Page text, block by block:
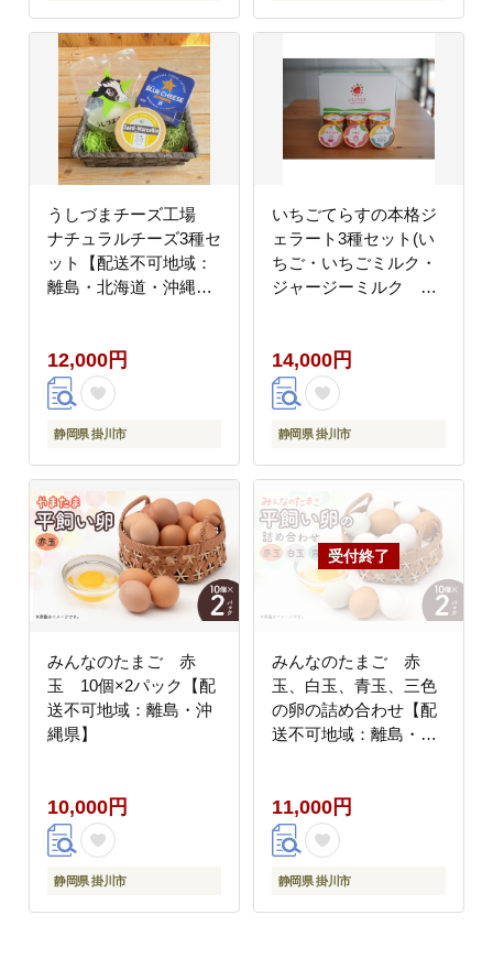
うしづまチーズ工場
ナチュラルチーズ3種セ
ット【配送不可地域：
離島・北海道・沖縄
12,000円
静岡県 掛川市
いちごてらすの本格ジ
ェラート3種セット(い
ちご・いちごミルク・
ジャージーミルク 各2
縄県・四国・九州】
14,000円
静岡県 掛川市
みんなのたまご 赤
玉 10個×2パック【配
送不可地域：離島・沖
縄県】
10,000円
静岡県 掛川市
みんなのたまご 赤
玉、白玉、青玉、三色
の卵の詰め合わせ【配
送不可地域：離島・沖
11,000円
静岡県 掛川市